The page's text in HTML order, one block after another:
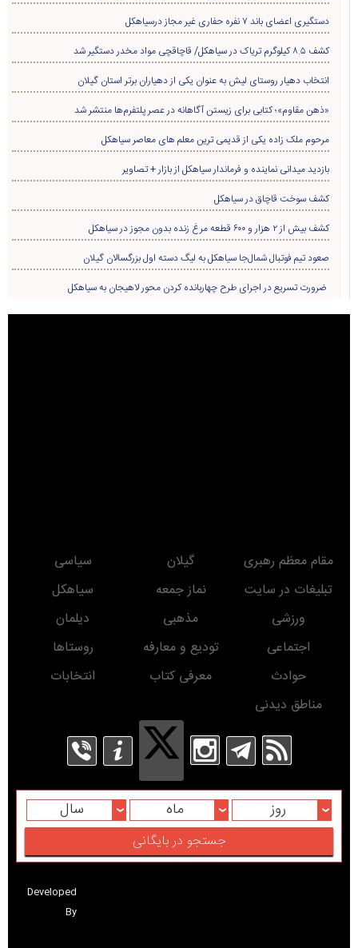
دستگیری اعضای باند ۷ نفره حفاری غير مجاز درسیاهکل
کشف ۸.۵ کیلوگرم تریاک در سیاهکل/ قاچاقچی مواد مخدر دستگیر شد
انتخاب دهیار روستای لیش به عنوان یکی از دهیاران برتر استان گیلان
«ذهن مقاوم»؛ کتابی برای زیستن آگاهانه در عصر پلتفرم‌ها منتشر شد
مرحوم ملک زاده یکی از قدیمی ترین معلم های معاصر سیاهکل
بازدید میدانی نماینده و فرماندار سیاهکل از بازار + تصاویر
کشف سوخت قاچاق در سياهکل
کشف بیش از ۲ هزار و ۶۰۰ قطعه مرغ زنده بدون مجوز در سیاهکل
صعود تیم فوتبال شمال‌جا‌ سیاهکل به لیگ دسته اول بزرگسالان گیلان
ضرورت تسریع در اجرای طرح چهاربانده کردن محور لاهیجان به سیاهکل
مقام معظم رهبری گیلان
سیاسی
تبلیغات در سایت
نماز جمعه
سیاهکل
ورزشی
مذهبی
دیلمان
اجتماعی
تودیع و معارفه
روستاها
حوادث
معرفی کتاب
انتخابات
مناطق دیدنی
روز ماه سال
Developed
By